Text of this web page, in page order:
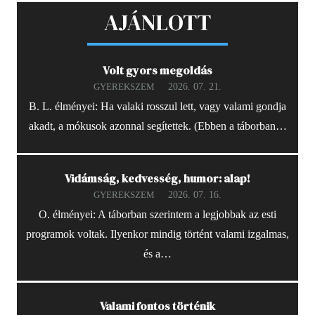
AJÁNLOTT
Volt gyors megoldás
GYEREKSZEM 2026. 07. 21.
B. L. élményei: Ha valaki rosszul lett, vagy valami gondja
akadt, a mókusok azonnal segítettek. (Ebben a táborban…
Vidámság, kedvesség, humor: alap!
GYEREKSZEM 2026. 07. 16.
O. élményei: A táborban szerintem a legjobbak az esti
programok voltak. Ilyenkor mindig történt valami izgalmas,
és a…
Valami fontos történik